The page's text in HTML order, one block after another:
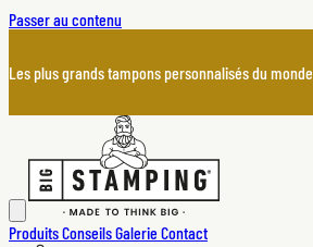
Passer au contenu
Les plus grands tampons personnalisés du monde
ProduitsConseilsGalerie Contact